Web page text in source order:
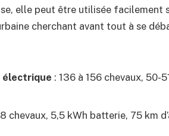
elle peut être utilisée facilement
cherchant avant tout à se
électrique : 136 à 156 chevaux, 50-
chevaux, 5,5 kWh batterie, 75 km